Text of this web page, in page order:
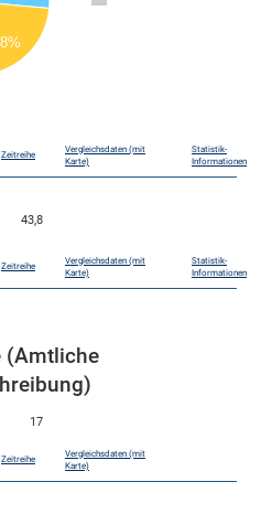
Zeitreihe
Vergleichsdaten (mit
Karte)
Statistik-
Informationen
43,8
Zeitreihe
Vergleichsdaten (mit
Karte)
Statistik-
Informationen
(Amtliche
17
Zeitreihe
Vergleichsdaten (mit
Karte)